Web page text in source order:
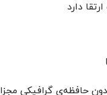
دارد
حافظه‌ی گرافیکی مجزا